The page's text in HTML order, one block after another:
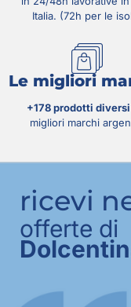
Italia. (72h per le
Le migliori
+178 prodotti diversi
migliori marchi
ricevi
offerte di